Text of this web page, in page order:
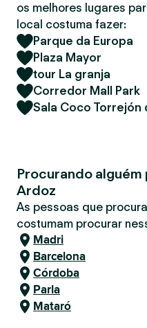
os melhores lugares
local costuma fazer:
Parque da Europa
Plaza Mayor
tour La granja
Corredor Mall Park
Sala Coco Torrejón
Procurando alguém
Ardoz
As pessoas que
costumam procurar
Madri
Barcelona
Córdoba
Parla
Mataró